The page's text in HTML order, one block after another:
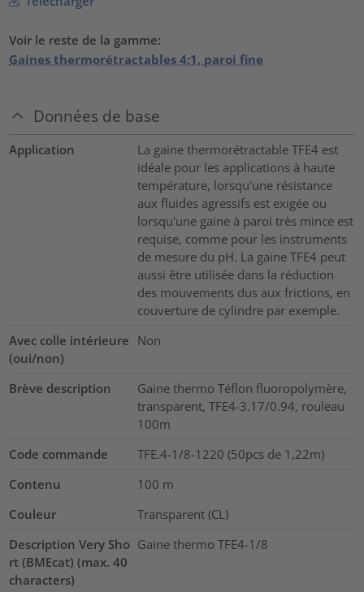
Voir le reste de la gamme:
Gaines thermorétractables 4:1, paroi fine
Données de base
Application
La gaine thermorétractable TFE4 est
idéale pour les applications à haute
température, lorsqu'une résistance
aux fluides agressifs est exigée ou
lorsqu'une gaine à paroi très mince est
requise, comme pour les instruments
de mesure du pH. La gaine TFE4 peut
aussi être utilisée dans la réduction
des mouvements dus aux frictions, en
couverture de cylindre par exemple.
Avec colle intérieure
(oui/non)
Non
Brève description
Gaine thermo Téflon fluoropolymère,
transparent, TFE4-3.17/0.94, rouleau
100m
Code commande
TFE.4-1/8-1220 (50pcs de 1,22m)
Contenu
100 m
Couleur
Transparent (CL)
Description Very Sho
rt (BMEcat) (max. 40
characters)
Gaine thermo TFE4-1/8